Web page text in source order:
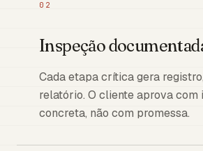
02
Inspeção
Cada etapa crítica gera
relatório. O cliente aprova com
concreta, não com promessa.